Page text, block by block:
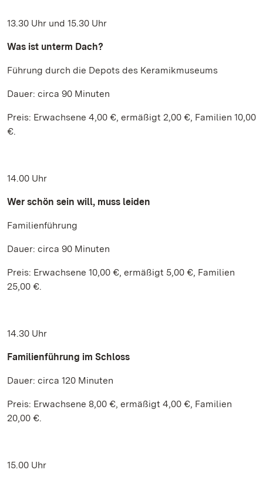
13.30 Uhr und 15.30 Uhr
Was ist unterm Dach?
Führung durch die Depots des Keramikmuseums
Dauer: circa 90 Minuten
Preis: Erwachsene 4,00 €, ermäßigt 2,00 €, Familien 10,00
€.
14.00 Uhr
Wer schön sein will, muss leiden
Familienführung
Dauer: circa 90 Minuten
Preis: Erwachsene 10,00 €, ermäßigt 5,00 €, Familien
25,00 €.
14.30 Uhr
Familienführung im Schloss
Dauer: circa 120 Minuten
Preis: Erwachsene 8,00 €, ermäßigt 4,00 €, Familien
20,00 €.
15.00 Uhr